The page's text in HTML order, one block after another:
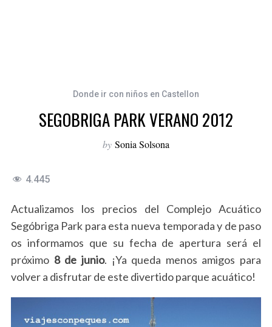
Donde ir con niños en Castellon
SEGOBRIGA PARK VERANO 2012
by Sonia Solsona
4.445
Actualizamos los precios del Complejo Acuático
Segóbriga Park para esta nueva temporada y de paso
os informamos que su fecha de apertura será el
próximo 8 de junio. ¡Ya queda menos amigos para
volver a disfrutar de este divertido parque acuático!